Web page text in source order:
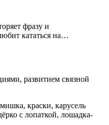
фразу и
кататься на…
развитием связной
краски, карусель
с лопаткой, лошадка-